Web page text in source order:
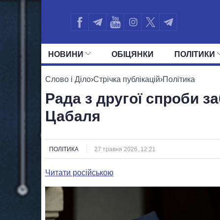
НОВИНИ ОБIЦЯНКИ ПОЛIТИКИ
УСІ ПОЛІТИКИ ПРЕЗИДЕНТ І ОФІС
Слово і Діло›Стрічка публікацій›Політика
Рада з другої спроби
Цабаля
ПОЛІТИКА 27 травня 2026, 12:21
Читати російською